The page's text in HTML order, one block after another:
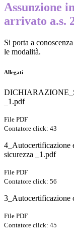
Assunzione
arrivato a.s.
Si porta a
le modalità.
Allegati
_1.pdf
File PDF
Contatore click: 43
4_Autocertificazione
sicurezza _1.pdf
File PDF
Contatore click: 56
3_Autocertificazione
File PDF
Contatore click: 45